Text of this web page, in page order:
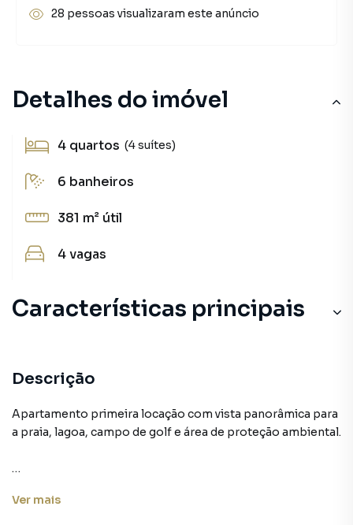
Detalhes do imóvel
4 quartos (4 suítes)
6 banheiros
381 m² útil
4vagas
Características principais
Elevador com Gerador
Quadra Tênis
Descrição
Apartamento primeira locação com vista panorâmica para
a praia, lagoa, campo de golf e área de proteção ambiental.
espetacular, sala ampla em vários ambientes, sala de
Ver mais
28 pessoas visualizaram este anúncio